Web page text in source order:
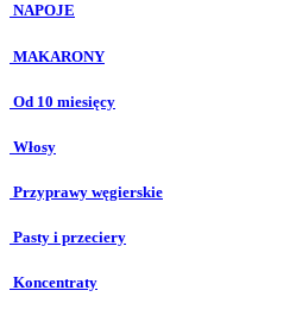
NAPOJE
MAKARONY
Od 10 miesięcy
Włosy
Przyprawy węgierskie
Pasty i przeciery
Koncentraty